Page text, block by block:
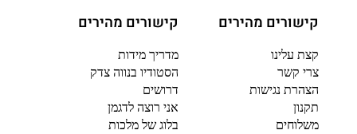
קישורים מהירים
קצת עלינו
צרי קשר
הצהרת נגישות
תקנון
משלוחים
קישורים מהירים
מדריך מידות
הסטודיו בנווה צדק
דרושים
אני רוצה לדגמן
בלוג של מלכות